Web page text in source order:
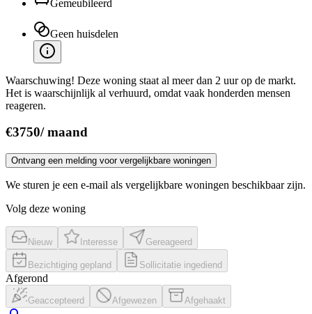
Gemeubileerd
Geen huisdelen
Waarschuwing! Deze woning staat al meer dan 2 uur op de markt.
Het is waarschijnlijk al verhuurd, omdat vaak honderden mensen
reageren.
€3750/maand
Ontvang een melding voor vergelijkbare woningen
We sturen je een e-mail als vergelijkbare woningen beschikbaar zijn.
Volg deze woning
Nieuw Interesse Gereageerd
Bezichtiging gepland Sollicitatie ingediend
Afgerond
Geaccepteerd Afgewezen Afgehaakt